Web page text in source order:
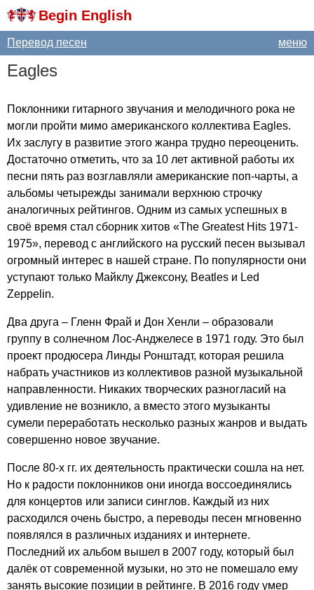
Begin English
меню
Перевод песен
Eagles
Поклонники гитарного звучания и мелодичного рока не
могли пройти мимо американского коллектива Eagles.
Их заслугу в развитие этого жанра трудно переоценить.
Достаточно отметить, что за 10 лет активной работы их
песни пять раз возглавляли американские поп-чарты, а
альбомы четырежды занимали верхнюю строчку
аналогичных рейтингов. Одним из самых успешных в
своё время стал сборник хитов «The Greatest Hits 1971-
1975», перевод с английского на русский песен вызывал
огромный интерес в нашей стране. По популярности они
уступают только Майклу Джексону, Beatles и Led
Zeppelin.
Два друга – Гленн Фрай и Дон Хенли – образовали
группу в солнечном Лос-Анджелесе в 1971 году. Это был
проект продюсера Линды Ронштадт, которая решила
набрать участников из коллективов разной музыкальной
направленности. Никаких творческих разногласий на
удивление не возникло, а вместо этого музыканты
сумели переработать несколько разных жанров и выдать
совершенно новое звучание.
После 80-х гг. их деятельность практически сошла на нет.
Но к радости поклонников они иногда воссоединялись
для концертов или записи синглов. Каждый из них
расходился очень быстро, а переводы песен мгновенно
появлялся в различных изданиях и интернете.
Последний их альбом вышел в 2007 году, который был
далёк от современной музыки, но это не помешало ему
занять высокие позиции в рейтинге. В 2016 году умер